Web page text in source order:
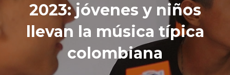
2023: jóvenes y niños
llevan la música típica
colombiana